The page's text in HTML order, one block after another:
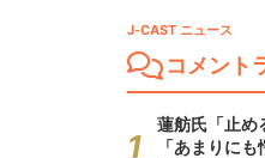
J-CAST ニュース
コメント
蓮舫氏「止め
「あまりに